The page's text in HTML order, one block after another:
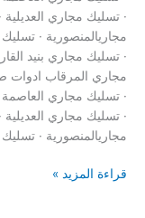
· تسليك مجاري
مجاريالمنصورية ·
· تسليك مجاري بنيد
مجاري المرقاب ادوات
· تسليك مجاري
· تسليك مجاري
مجاريالمنصورية ·
تسليك
قراءة المزيد »